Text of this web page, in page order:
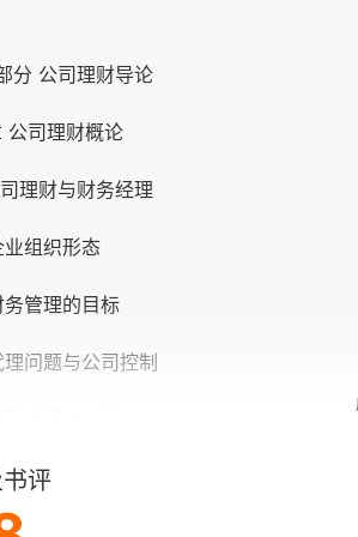
分 公司理财导论
公司理财概论
司理财与财务经理
业组织形态
务管理的目标
理问题与公司控制
总结
评